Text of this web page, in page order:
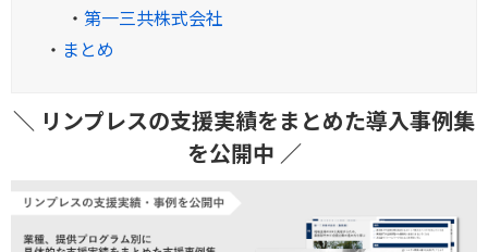
・ 第一三共株式会社
・ まとめ
＼ リンプレスの支援実績をまとめた導入事例集
を公開中 ／